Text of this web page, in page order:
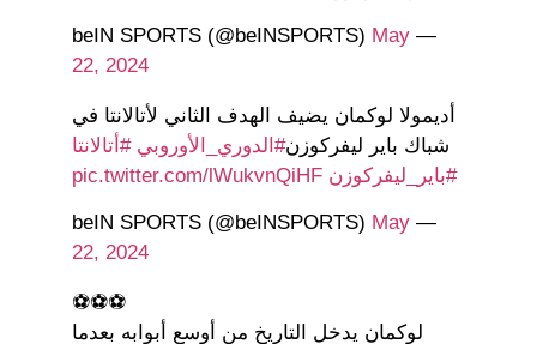
— beIN SPORTS (@beINSPORTS)
May
22, 2024
أديمولا لوكمان يضيف الهدف الثاني لأتالانتا في
شباك باير ليفركوزن#الدوري_الأوروبي #أتالانتا
#باير_ليفركوزن pic.twitter.com/lWukvnQiHF
— beIN SPORTS (@beINSPORTS)
May
22, 2024
⚽️⚽️⚽️
لوكمان يدخل التاريخ من أوسع أبوابه بعدما